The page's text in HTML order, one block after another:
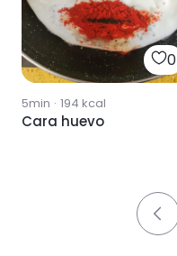
0
5min · 194 kcal
Cara huevo